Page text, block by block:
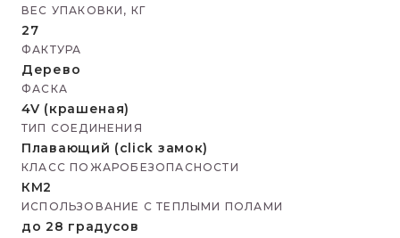
ВЕС УПАКОВКИ, КГ
27
ФАКТУРА
Дерево
ФАСКА
4V (крашеная)
ТИП СОЕДИНЕНИЯ
Плавающий (click замок)
КЛАСС ПОЖАРОБЕЗОПАСНОСТИ
КМ2
ИСПОЛЬЗОВАНИЕ С ТЕПЛЫМИ ПОЛАМИ
до 28 градусов